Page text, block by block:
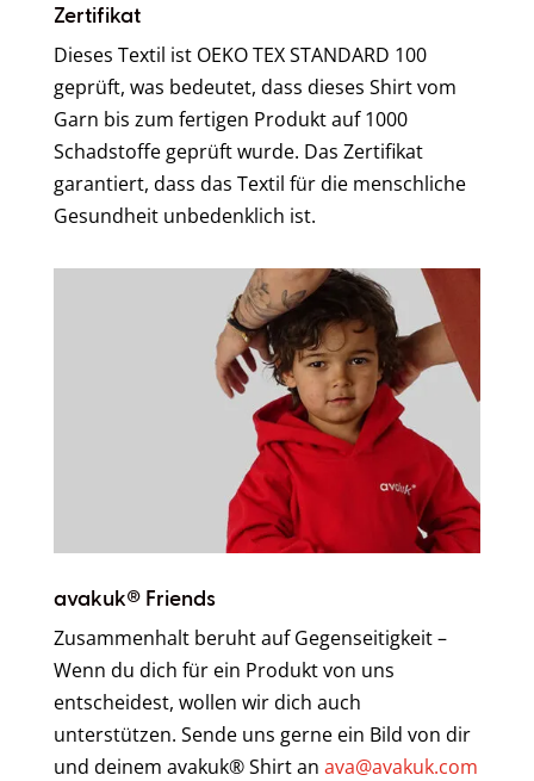
Zertifikat
Dieses Textil ist OEKO TEX STANDARD 100
geprüft, was bedeutet, dass dieses Shirt vom
Garn bis zum fertigen Produkt auf 1000
Schadstoffe geprüft wurde. Das Zertifikat
garantiert, dass das Textil für die menschliche
Gesundheit unbedenklich ist.
avakuk® Friends
Zusammenhalt beruht auf Gegenseitigkeit –
Wenn du dich für ein Produkt von uns
entscheidest, wollen wir dich auch
unterstützen. Sende uns gerne ein Bild von dir
und deinem avakuk® Shirt an ava@avakuk.com